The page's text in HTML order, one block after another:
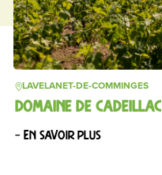
LAVELANET-DE-COMMINGES
DOMAINE DE CADEILLAC
– En savoir plus